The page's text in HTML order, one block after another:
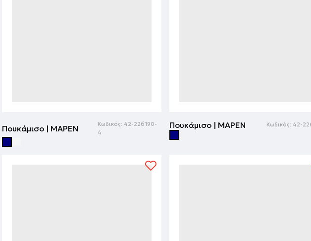
Πουκάμισο | ΜΑΡΕΝ Κωδικός: 42-226190-
4
Πουκάμισο | ΜΑΡΕΝ Κωδικός: 42-